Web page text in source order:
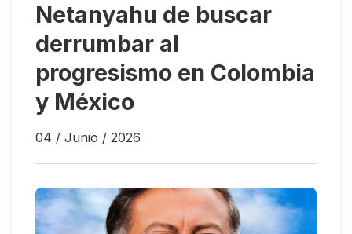
Netanyahu de buscar
derrumbar al
progresismo en Colombia
y México
04 / Junio / 2026